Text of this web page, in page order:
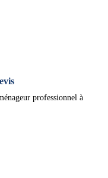
professionnel à